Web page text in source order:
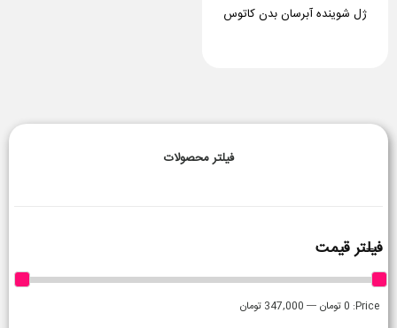
ژل شوینده آبرسان بدن کاتوس
فیلتر محصولات
فیلتر قیمت
Price: 0 تومان — 347,000 تومان